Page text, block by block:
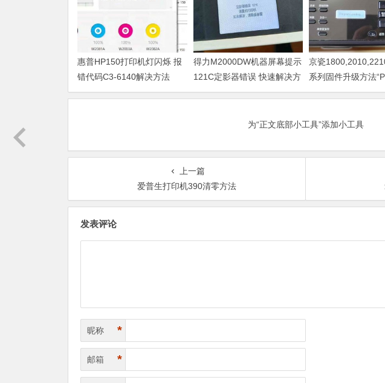
惠普HP150打印机灯闪烁 报
错代码C3-6140解决方法
得力M2000DW机器屏幕提示
121C定影器错误 快速解决方
法
京瓷
系列固件升级方法
Loading或者卡
为“正文底部小工具”添加小工具
上一篇
爱普生打印机390清零方法
发表评论
昵称 *
邮箱 *